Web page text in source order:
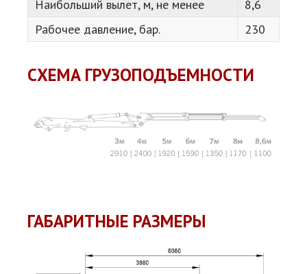
Наибольший вылет, м, не менее
8,6
Рабочее давление, бар.
230
СХЕМА ГРУЗОПОДЪЕМНОСТИ
ГАБАРИТНЫЕ РАЗМЕРЫ